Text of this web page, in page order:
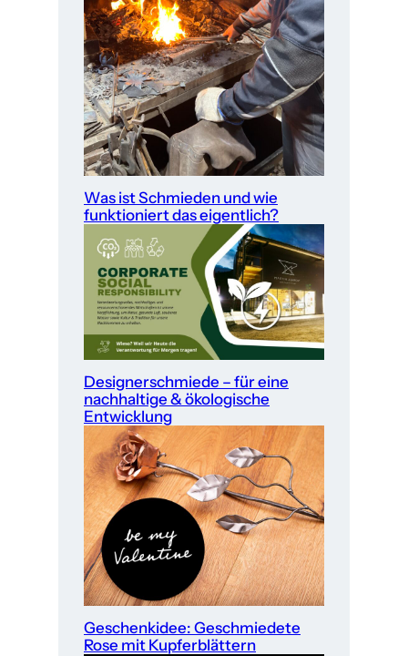
Was ist Schmieden und wie
funktioniert das eigentlich?
Designerschmiede – für eine
nachhaltige & ökologische
Entwicklung
Geschenkidee: Geschmiedete
Rose mit Kupferblättern